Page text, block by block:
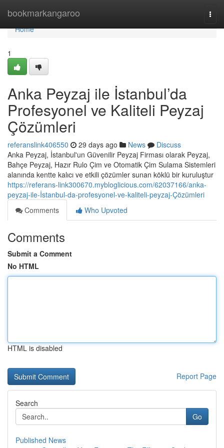
bookmarkangaroo
Home
Home
1
Anka Peyzaj ile İstanbul’da
Profesyonel ve Kaliteli Peyzaj
Çözümleri
referanslink406550 29 days ago News
Discuss
Anka Peyzaj, İstanbul'un Güvenilir Peyzaj Firması olarak Peyzaj,
Bahçe Peyzaj, Hazır Rulo Çim ve Otomatik Çim Sulama Sistemleri
alanında kentte kalıcı ve etkili çözümler sunan köklü bir kuruluştur
https://referans-link300670.mybloglicious.com/62037166/anka-
peyzaj-ile-İstanbul-da-profesyonel-ve-kaliteli-peyzaj-Çözümleri
Comments
Who Upvoted
Comments
Submit a Comment
No HTML
HTML is disabled
Report Page
Search
Go
Published News